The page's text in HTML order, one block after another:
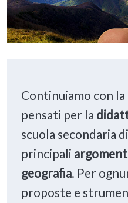
Continuiamo con la
pensati per la
scuola secondaria
principali
geografia. Per
proposte e